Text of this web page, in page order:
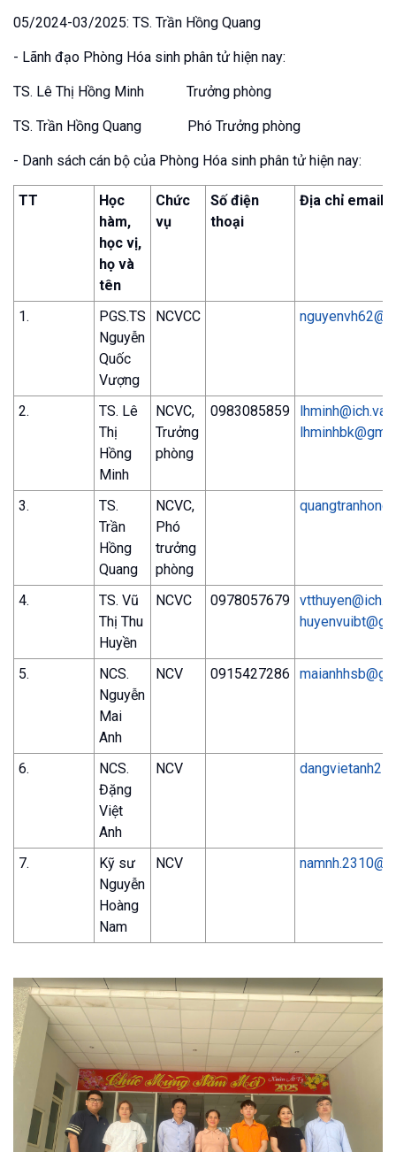
05/2024-03/2025: TS. Trần Hồng Quang
- Lãnh đạo Phòng Hóa sinh phân tử hiện nay:
TS. Lê Thị Hồng Minh Trưởng phòng
TS. Trần Hồng Quang Phó Trưởng phòng
- Danh sách cán bộ của Phòng Hóa sinh phân tử hiện nay:
TT
Học
hàm,
học vị,
họ và
tên
Chức
vụ
Số điện
thoại
Địa chỉ email
1.
PGS.TS
Nguyễn
Quốc
Vượng
NCVCC
2.
TS. Lê
Thị
Hồng
Minh
NCVC,
Trưởng
phòng
0983085859
3.
TS.
Trần
Hồng
Quang
NCVC,
Phó
trưởng
phòng
4.
TS. Vũ
Thị Thu
Huyền
NCVC 0978057679
5.
NCS.
Nguyễn
Mai
Anh
NCV 0915427286
6.
NCS.
Đặng
Việt
Anh
NCV
7.
Kỹ sư
Nguyễn
Hoàng
Nam
NCV